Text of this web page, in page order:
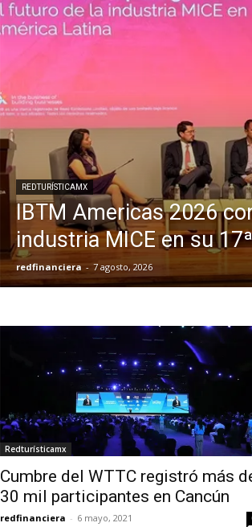
REDTURÍSTICAMX
IBTM Americas 2026
industria MICE en su
redfinanciera - 7 agosto, 2026
Redturísticamx
Cumbre del WTTC registró más
30 mil participantes en Cancún
redfinanciera - 6 mayo, 2021